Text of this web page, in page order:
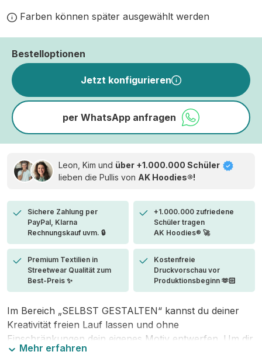
Farben können später ausgewählt werden
Bestelloptionen
Jetzt konfigurieren
per WhatsApp anfragen
Leon, Kim und über +1.000.000 Schüler
lieben die Pullis von AK Hoodies®!
Sichere Zahlung per
PayPal, Klarna
Rechnungskauf uvm. 🔒
+1.000.000 zufriedene
Schüler tragen
AK Hoodies® 🚀
Premium Textilien in
Streetwear Qualität zum
Best-Preis ✨
Kostenfreie
Druckvorschau vor
Produktionsbeginn 🫶🏻
Im Bereich „SELBST GESTALTEN“ kannst du deiner
Kreativität freien Lauf lassen und ohne
Einschränkungen dein eigenes Motiv entwerfen. Um dir
Mehr erfahren